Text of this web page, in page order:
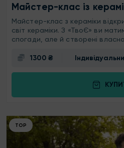
Майстер-клас із
Майстер-клас з кераміки
світ кераміки. З «ТвоЄ» ви
спогади, але й створені
1300 ₴
ТОР